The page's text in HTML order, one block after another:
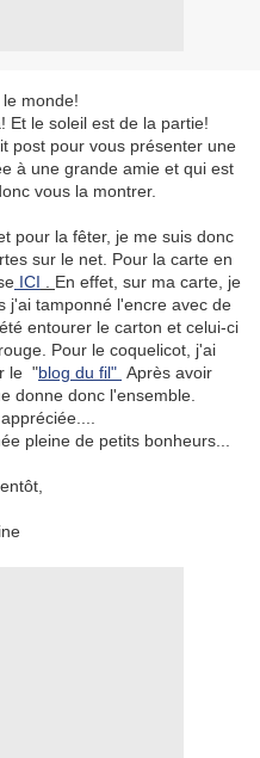
monde!
Et le soleil est de la partie!
post pour vous présenter une
à une grande amie et qui est
vous la montrer.
pour la fêter, je me suis donc
sur le net. Pour la carte en
ICI
En effet, sur ma carte, je
j'ai tamponné l'encre avec de
entourer le carton et celui-ci
Pour le coquelicot, j'ai
le "blog du fil" Après avoir
donne donc l'ensemble.
pleine de petits bonheurs...